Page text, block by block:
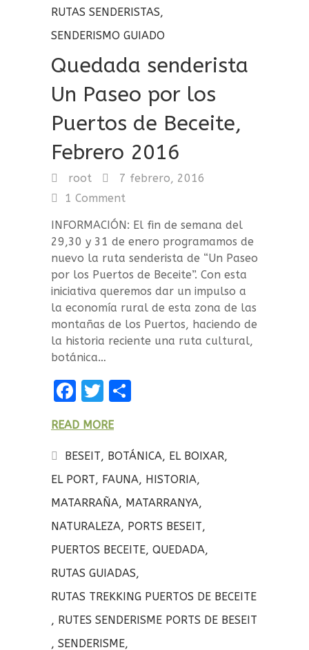
RUTAS SENDERISTAS,
SENDERISMO GUIADO
Quedada senderista
Un Paseo por los
Puertos de Beceite,
Febrero 2016
root
7 febrero, 2016
1 Comment
INFORMACIÓN: El fin de semana del
29,30 y 31 de enero programamos de
nuevo la ruta senderista de “Un Paseo
por los Puertos de Beceite”. Con esta
iniciativa queremos dar un impulso a
la economía rural de esta zona de las
montañas de los Puertos, haciendo de
la historia reciente una ruta cultural,
botánica…
F
ce
b
o
o
k
T
it
te
r
p
a
rt
ir
READ MORE
BESEIT, BOTÁNICA, EL BOIXAR,
EL PORT, FAUNA, HISTORIA,
MATARRAÑA, MATARRANYA,
NATURALEZA, PORTS BESEIT,
PUERTOS BECEITE, QUEDADA,
RUTAS GUIADAS,
RUTAS TREKKING PUERTOS DE BECEITE
, RUTES SENDERISME PORTS DE BESEIT
, SENDERISME,